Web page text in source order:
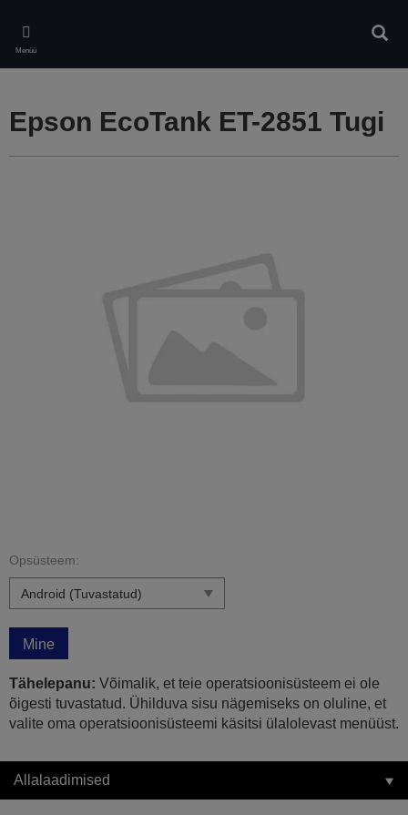
main
content
Menüü
Epson EcoTank ET-2851 Tugi
Opsüsteem:
Mine
Tähelepanu: Võimalik, et teie operatsioonisüsteem ei ole
õigesti tuvastatud. Ühilduva sisu nägemiseks on oluline, et
valite oma operatsioonisüsteemi käsitsi ülalolevast menüüst.
Allalaadimised